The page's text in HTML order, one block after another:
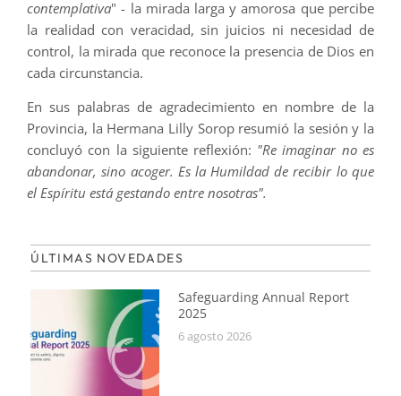
contemplativa" - la mirada larga y amorosa que percibe
la realidad con veracidad, sin juicios ni necesidad de
control, la mirada que reconoce la presencia de Dios en
cada circunstancia.
En sus palabras de agradecimiento en nombre de la
Provincia, la Hermana Lilly Sorop resumió la sesión y la
concluyó con la siguiente reflexión: "Re imaginar no es
abandonar, sino acoger. Es la Humildad de recibir lo que
el Espíritu está gestando entre nosotras".
ÚLTIMAS NOVEDADES
Safeguarding Annual Report
2025
6 agosto 2026